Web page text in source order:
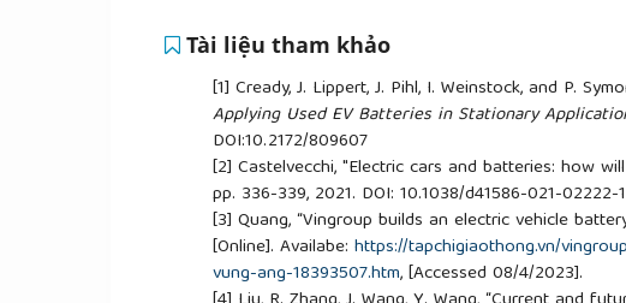
Tài liệu tham khảo
[1] Cready, J. Lippert, J. Pihl, I. Weinstock, and P.
Applying Used EV Batteries in Stationary
DOI:10.2172/809607
[2] Castelvecchi, "Electric cars and batteries: how
pp. 336-339, 2021. DOI: 10.1038/d41586-021-02222-1
[3] Quang, “Vingroup builds an electric vehicle
[Online]. Availabe: https://tapchigiaothong.vn/
vung-ang-18393507.htm, [Accessed 08/4/2023].